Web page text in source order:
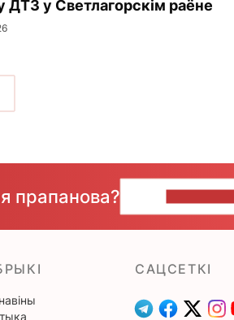
ДТЗ у Светлагорскім раёне
прапанова?
САЦСЕТКІ